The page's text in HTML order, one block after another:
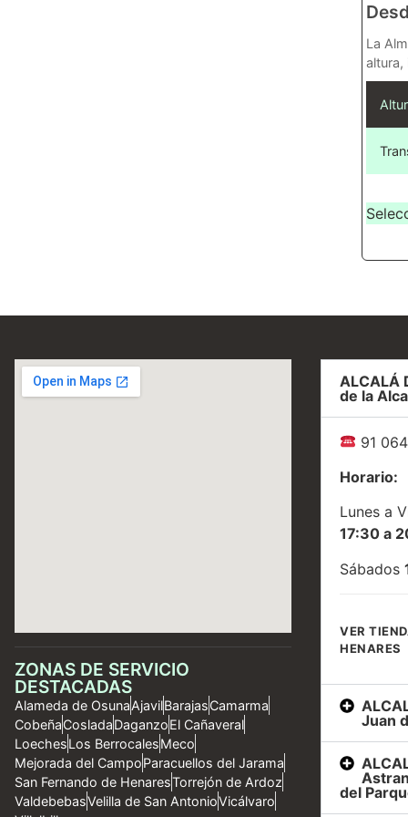
La
altura,
ZONAS DE SERVICIO
DESTACADAS
Alameda de OsunaAjavilBarajasCamarma
CobeñaCosladaDaganzoEl Cañaveral
LoechesLos BerrocalesMeco
Mejorada del CampoParacuellos del Jarama
San Fernando de HenaresTorrejón de Ardoz
ValdebebasVelilla de San AntonioVicálvaro
ALCALÁ
de la
91
Horario:
Lunes a
17:30 a
Sábados
VER
HENARES
Juan
del